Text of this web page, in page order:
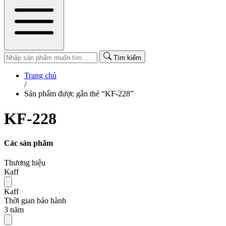
Tìm kiếm
Trang chủ
/
Sản phẩm được gắn thẻ “KF-228”
KF-228
Các sản phẩm
Thương hiệu
Kaff
Kaff
Thời gian bảo hành
3 năm